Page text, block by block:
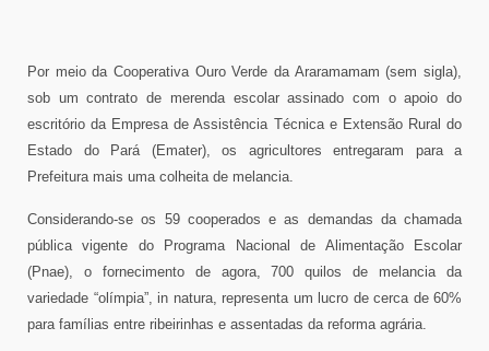
Por meio da Cooperativa Ouro Verde da Araramamam (sem sigla),
sob um contrato de merenda escolar assinado com o apoio do
escritório da Empresa de Assistência Técnica e Extensão Rural do
Estado do Pará (Emater), os agricultores entregaram para a
Prefeitura mais uma colheita de melancia.
Considerando-se os 59 cooperados e as demandas da chamada
pública vigente do Programa Nacional de Alimentação Escolar
(Pnae), o fornecimento de agora, 700 quilos de melancia da
variedade “olímpia”, in natura, representa um lucro de cerca de 60%
para famílias entre ribeirinhas e assentadas da reforma agrária.